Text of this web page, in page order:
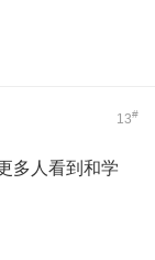
13#
多人看到和学